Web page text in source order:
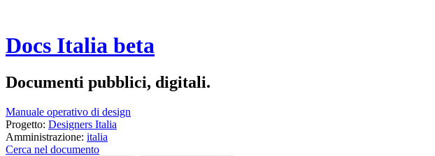
Docs Italia beta
Documenti pubblici, digitali.
Manuale operativo di design
Progetto: Designers Italia
Amministrazione: italia
Cerca nel documento